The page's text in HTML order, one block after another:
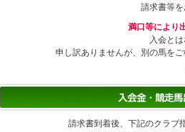
請求書等を
満口等により
入会とは
申し訳ありませんが、別の馬を
請求書到着後、下記のクラブ